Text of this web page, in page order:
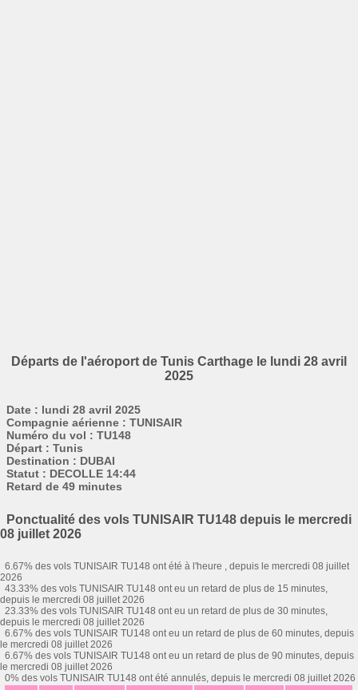
Départs de l'aéroport de Tunis Carthage le lundi 28 avril
2025
Date : lundi 28 avril 2025
Compagnie aérienne : TUNISAIR
Numéro du vol : TU148
Départ : Tunis
Destination : DUBAI
Statut : DECOLLE 14:44
Retard de 49 minutes
Ponctualité des vols TUNISAIR TU148 depuis le mercredi
08 juillet 2026
6.67% des vols TUNISAIR TU148 ont été à l'heure , depuis le mercredi 08 juillet
2026
43.33% des vols TUNISAIR TU148 ont eu un retard de plus de 15 minutes,
depuis le mercredi 08 juillet 2026
23.33% des vols TUNISAIR TU148 ont eu un retard de plus de 30 minutes,
depuis le mercredi 08 juillet 2026
6.67% des vols TUNISAIR TU148 ont eu un retard de plus de 60 minutes, depuis
le mercredi 08 juillet 2026
6.67% des vols TUNISAIR TU148 ont eu un retard de plus de 90 minutes, depuis
le mercredi 08 juillet 2026
0% des vols TUNISAIR TU148 ont été annulés, depuis le mercredi 08 juillet 2026